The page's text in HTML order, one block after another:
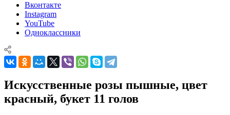
Вконтакте
Instagram
YouTube
Одноклассники
Искусственные розы пышные, цвет
красный, букет 11 голов